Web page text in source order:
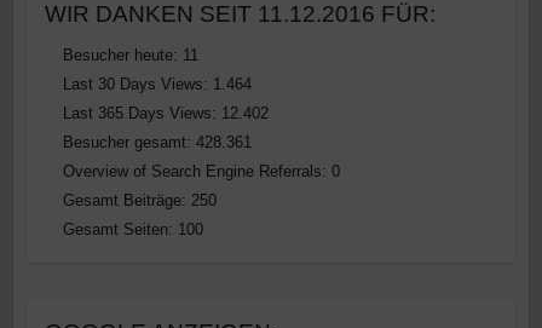
WIR DANKEN SEIT 11.12.2016 FÜR:
Besucher heute: 11
Last 30 Days Views: 1.464
Last 365 Days Views: 12.402
Besucher gesamt: 428.361
Overview of Search Engine Referrals: 0
Gesamt Beiträge: 250
Gesamt Seiten: 100